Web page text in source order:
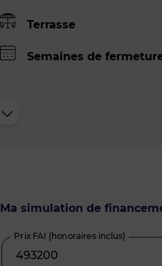
Terrasse
Semaines de
Ma simulation de
Prix FAI (honoraires inclus)